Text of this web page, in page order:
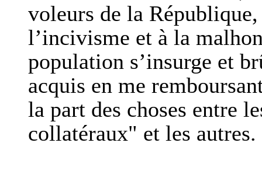
voleurs de la
l’incivisme et à la
population s’insurge et
acquis en me
la part des choses entre
collatéraux" et les autres.